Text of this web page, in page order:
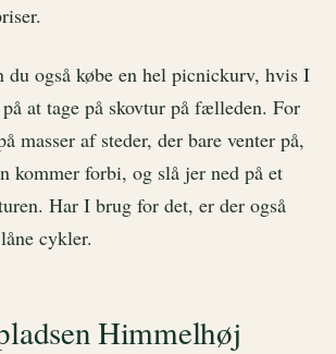
du også købe en hel picnickurv, hvis I
at tage på skovtur på fælleden. For
masser af steder, der bare venter på,
kommer forbi, og slå jer ned på et
Har I brug for det, er der også
cykler.
Himmelhøj